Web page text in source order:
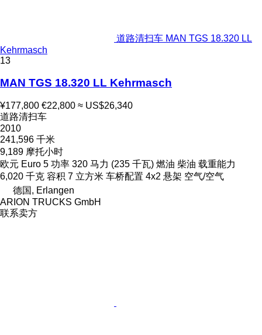
道路清扫车 MAN TGS 18.320 LL
Kehrmasch
13
MAN TGS 18.320 LL Kehrmasch
¥177,800 €22,800 ≈ US$26,340
道路清扫车
2010
241,596 千米
9,189 摩托小时
欧元 Euro 5 功率 320 马力 (235 千瓦) 燃油 柴油 载重能力
6,020 千克 容积 7 立方米 车桥配置 4x2 悬架 空气/空气
德国, Erlangen
ARION TRUCKS GmbH
联系卖方